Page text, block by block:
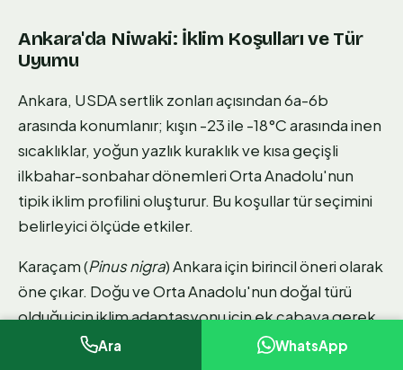
Ankara'da Niwaki: İklim Koşulları ve Tür
Uyumu
Ankara, USDA sertlik zonları açısından 6a-6b
arasında konumlanır; kışın -23 ile -18°C arasında inen
sıcaklıklar, yoğun yazlık kuraklık ve kısa geçişli
ilkbahar-sonbahar dönemleri Orta Anadolu'nun
tipik iklim profilini oluşturur. Bu koşullar tür seçimini
belirleyici ölçüde etkiler.
Karaçam (Pinus nigra) Ankara için birincil öneri olarak
öne çıkar. Doğu ve Orta Anadolu'nun doğal türü
olduğu için iklim adaptasyonu için ek çabaya gerek
kalmaz. Niwaki için gereken yavaş-orta hızlı
Ara WhatsApp